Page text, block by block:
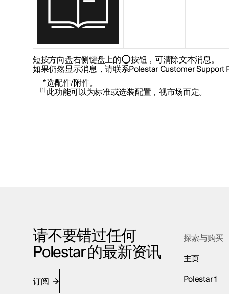
短按方向盘右侧键盘上的
按钮，可清除文本消息。
如果仍然显示消息，请联系Polestar Customer Support
*选配件/附件。
1 此功能可以为标准或选装配置，视市场而定。
请不要错过任何
Polestar 的最新资讯
订阅
探索与购买
主页
Polestar 1